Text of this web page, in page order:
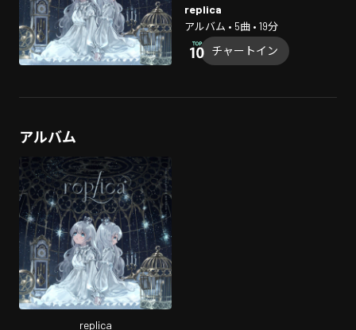
replica
アルバム • 5曲 • 19分
チャートイン
アルバム
replica